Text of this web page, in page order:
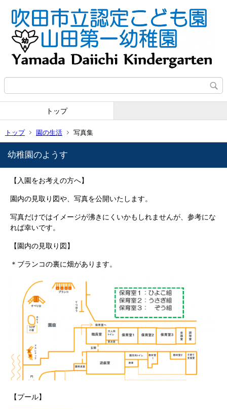
トップ
トップ 園の生活 写真集
幼稚園のようす
【入園をお考えの方へ】
園内の見取り図や、写真を公開いたします。
写真だけではイメージが沸きにくいかもしれませんが、参考にな
れば幸いです。
【園内の見取り図】
＊ブランコの裏に畑があります。
【プール】